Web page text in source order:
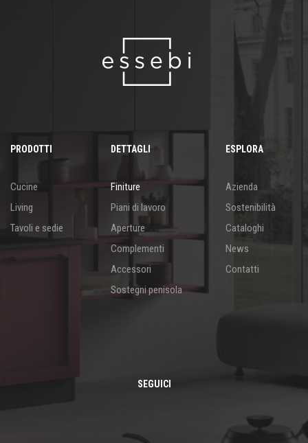
PRODOTTI
Cucine
Living
Tavoli e sedie
DETTAGLI
Finiture
Piani di lavoro
Aperture
Complementi
Accessori
Sostegni penisola
ESPLORA
Azienda
Sostenibilità
Cataloghi
News
Contatti
SEGUICI